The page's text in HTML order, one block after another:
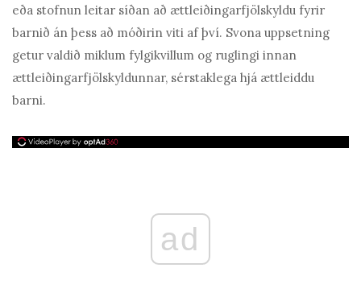
eða stofnun leitar síðan að ættleiðingarfjölskyldu fyrir
barnið án þess að móðirin viti af því. Svona uppsetning
getur valdið miklum fylgikvillum og ruglingi innan
ættleiðingarfjölskyldunnar, sérstaklega hjá ættleiddu
barni.
ad